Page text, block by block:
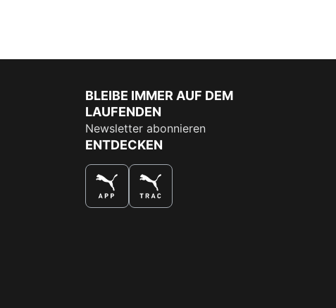
BLEIBE IMMER AUF DEM
LAUFENDEN
Newsletter abonnieren
ENTDECKEN